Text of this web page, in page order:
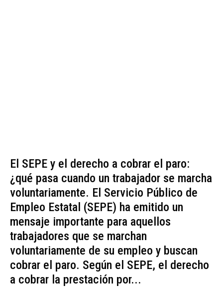
El SEPE y el derecho a cobrar el paro:
¿qué pasa cuando un trabajador se marcha
voluntariamente. El Servicio Público de
Empleo Estatal (SEPE) ha emitido un
mensaje importante para aquellos
trabajadores que se marchan
voluntariamente de su empleo y buscan
cobrar el paro. Según el SEPE, el derecho
a cobrar la prestación por...